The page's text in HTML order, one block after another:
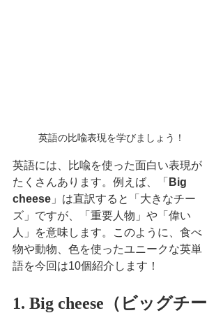
英語の比喩表現を学びましょう！
英語には、比喩を使った面白い表現が
たくさんあります。例えば、「 Big
cheese 」は直訳すると「大きなチー
ズ」ですが、「重要人物」や「偉い
人」を意味します。このように、食べ
物や動物、色を使ったユニークな英単
語を今回は10個紹介します！
1. Big cheese（ビッグチー